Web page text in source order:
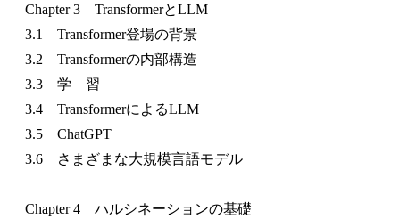
Chapter 3 TransformerとLLM
3.1 Transformer登場の背景
3.2 Transformerの内部構造
3.3 学 習
3.4 TransformerによるLLM
3.5 ChatGPT
3.6 さまざまな大規模言語モデル
Chapter 4 ハルシネーションの基礎